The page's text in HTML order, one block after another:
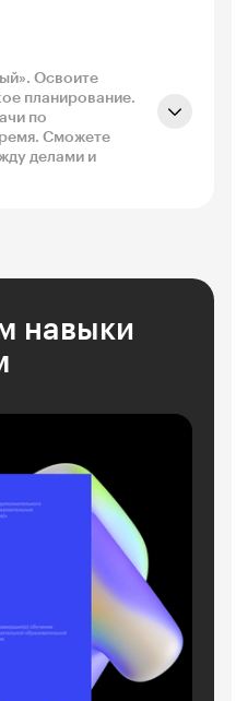
Освоите
планирование.
по
Сможете
делами и
навыки